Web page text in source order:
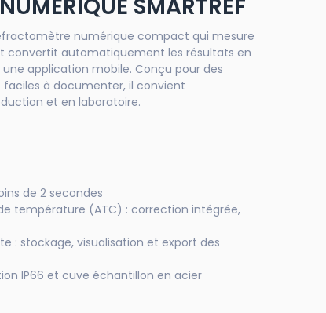
SMARTREF
numérique compact qui mesure
convertit automatiquement les résultats en
application mobile. Conçu pour des
à documenter, il convient
et en laboratoire.
de 2 secondes
température (ATC) : correction intégrée,
: stockage, visualisation et export des
IP66 et cuve échantillon en acier